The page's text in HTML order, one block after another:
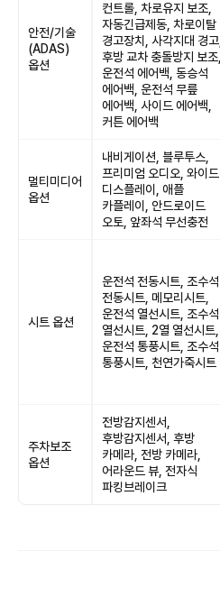
안전/기술
(ADAS)
옵션
컨트롤, 차로유지 보조,
자동긴급제동, 차로이탈
경고장치, 사각지대 경고,
후방 교차 충돌방지 보조,
운전석 에어백, 동승석
에어백, 운전석 무릎
에어백, 사이드 에어백,
커튼 에어백
멀티미디어
옵션
내비게이션, 블루투스,
프리미엄 오디오, 와이드
디스플레이, 애플
카플레이, 안드로이드
오토, 앞좌석 무선충전
시트 옵션
운전석 전동시트, 조수석
전동시트, 메모리시트,
운전석 열선시트, 조수석
열선시트, 2열 열선시트,
운전석 통풍시트, 조수석
통풍시트, 천연가죽시트
주차보조
옵션
전방감지센서,
후방감지센서, 후방
카메라, 전방 카메라,
어라운드 뷰, 전자식
파킹브레이크